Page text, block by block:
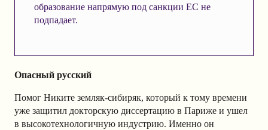
образование напрямую под санкции ЕС не
подпадает.
Опасный русский
Помог Никите земляк-сибиряк, который к тому времени
уже защитил докторскую диссертацию в Париже и ушел
в высокотехнологичную индустрию. Именно он